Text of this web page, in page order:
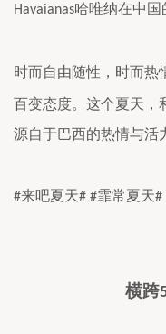
Havaianas哈唯纳在中国
时而自由随性，时而热
百变态度。这个夏天，
源自于巴西的热情与活
#来吧夏天# #霏常夏天#
横跨